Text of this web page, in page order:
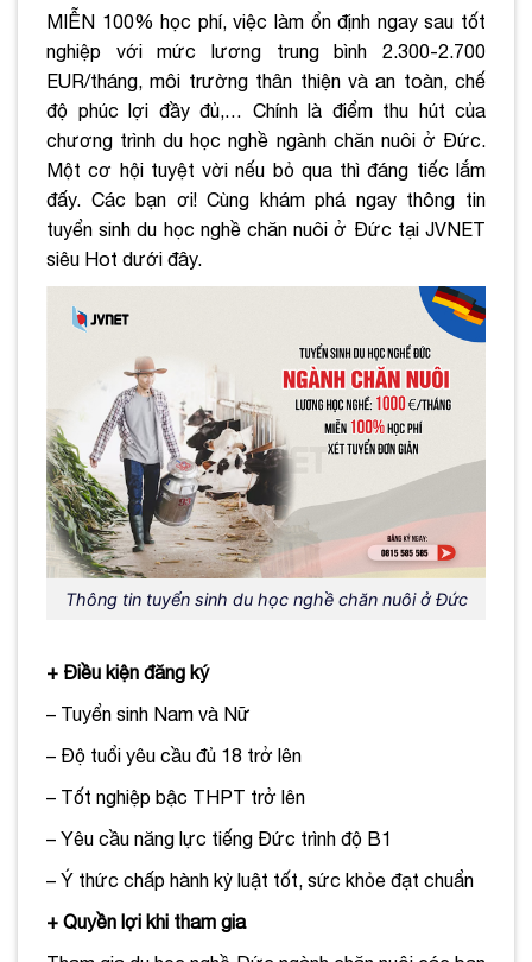
MIỄN 100% học phí, việc làm ổn định ngay sau tốt
nghiệp với mức lương trung bình 2.300-2.700
EUR/tháng, môi trường thân thiện và an toàn, chế
độ phúc lợi đầy đủ,… Chính là điểm thu hút của
chương trình du học nghề ngành chăn nuôi ở Đức.
Một cơ hội tuyệt vời nếu bỏ qua thì đáng tiếc lắm
đấy. Các bạn ơi! Cùng khám phá ngay thông tin
tuyển sinh du học nghề chăn nuôi ở Đức tại JVNET
siêu Hot dưới đây.
Thông tin tuyển sinh du học nghề chăn nuôi ở Đức
+ Điều kiện đăng ký
– Tuyển sinh Nam và Nữ
– Độ tuổi yêu cầu đủ 18 trở lên
– Tốt nghiệp bậc THPT trở lên
– Yêu cầu năng lực tiếng Đức trình độ B1
– Ý thức chấp hành kỷ luật tốt, sức khỏe đạt chuẩn
+ Quyền lợi khi tham gia